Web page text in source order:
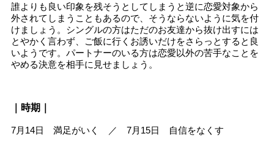
誰よりも良い印象を残そうとしてしまうと逆に恋愛対象から
外されてしまうこともあるので、そうならないように気を付
けましょう。シングルの方はただのお友達から抜け出すには
とやかく言わず、ご飯に行くお誘いだけをさらっとすると良
いようです。パートナーのいる方は恋愛以外の苦手なことを
やめる決意を相手に見せましょう。
｜時期｜
7月14日 満足がいく ／ 7月15日 自信をなくす